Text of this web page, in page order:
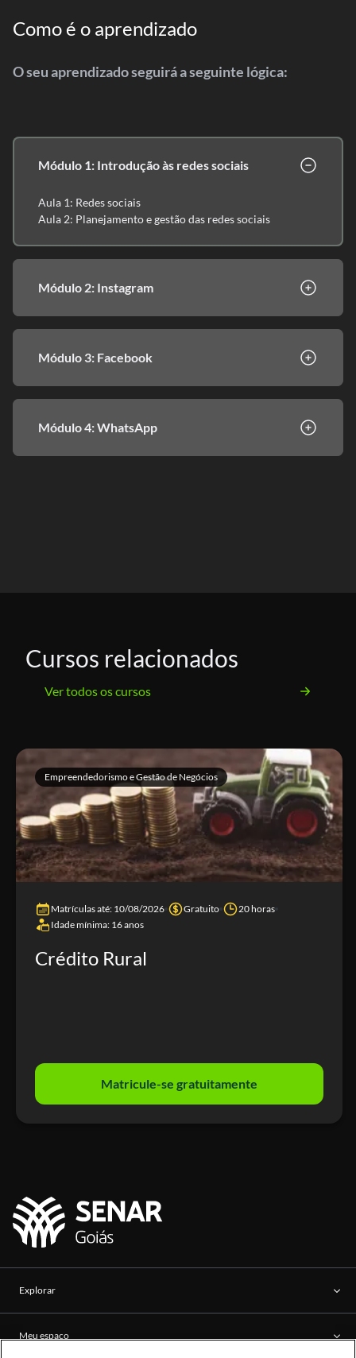
Como é o aprendizado
O seu aprendizado seguirá a seguinte lógica:
Módulo 1: Introdução às redes sociais
Aula 1: Redes sociais
Aula 2: Planejamento e gestão das redes sociais
Módulo 2: Instagram
Módulo 3: Facebook
Módulo 4: WhatsApp
Cursos relacionados
Ver todos os cursos
Empreendedorismo e Gestão de Negócios
Matrículas até: 10/08/2026 Gratuito
20 horas
Idade mínima: 16 anos
Crédito Rural
Matricule-se gratuitamente
Explorar
Meu espaço